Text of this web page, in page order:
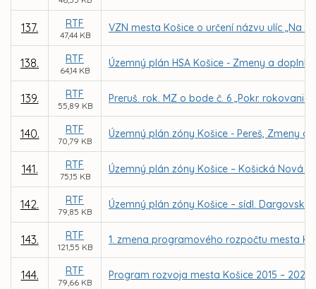
137. RTF
47,44 KB
VZN mesta Košice o určení názvu ulíc „Na
138. RTF
64,14 KB
Územný plán HSA Košice - Zmeny a doplnky
139. RTF
55,89 KB
Preruš. rok. MZ o bode č. 6 „Pokr.
140. RTF
70,79 KB
Územný plán zóny Košice - Pereš, Zmeny a
141. RTF
75,15 KB
Územný plán zóny Košice – Košická Nová
142. RTF
79,85 KB
Územný plán zóny Košice – sídl.
143. RTF
121,55 KB
1. zmena programového rozpočtu mesta
144. RTF
79,66 KB
Program rozvoja mesta Košice 2015 –